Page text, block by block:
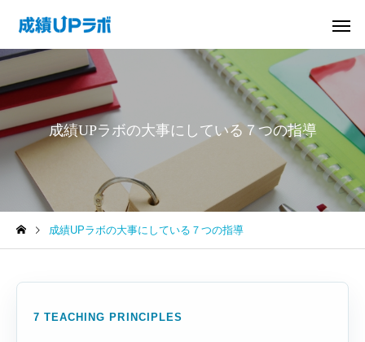
成績UPラボの大事にしている７つの指導
成績UPラボの大事にしている７つの指導
7 TEACHING PRINCIPLES